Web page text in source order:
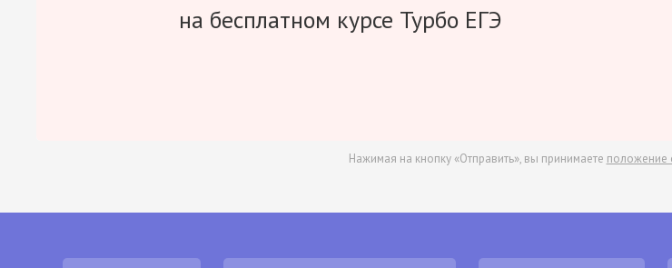
на бесплатном курсе Турбо ЕГЭ
Нажимая на кнопку «Отправить», вы принимаете положение